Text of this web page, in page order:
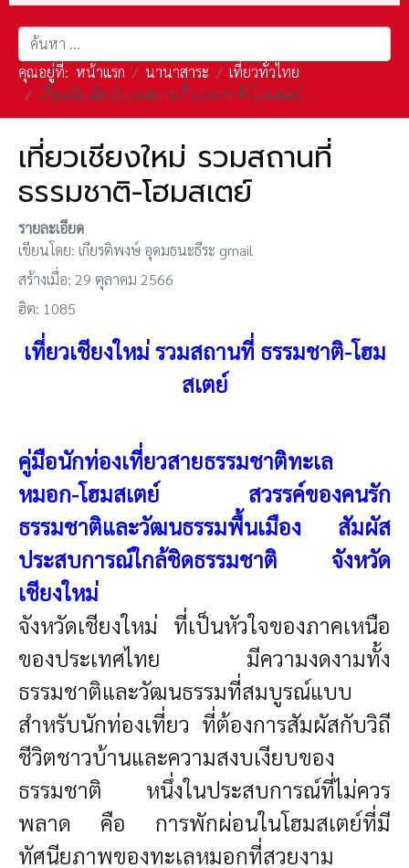
การค้นหา
คุณอยู่ที่: หน้าแรก นานาสาระ
เที่ยวทั่วไทย
เที่ยวเชียงใหม่ รวมสถานที่ ธรรมชาติ-โฮมสเตย์
เที่ยวเชียงใหม่ รวมสถานที่
ธรรมชาติ-โฮมสเตย์
รายละเอียด
เขียนโดย: เกียรติพงษ์ อุดมธนะธีระ gmail
สร้างเมื่อ: 29 ตุลาคม 2566
ฮิต: 1085
เที่ยวเชียงใหม่ รวมสถานที่ ธรรมชาติ-โฮม
สเตย์
คู่มือนักท่องเที่ยวสายธรรมชาติทะเล
หมอก-โฮมสเตย์ สวรรค์ของคนรัก
ธรรมชาติและวัฒนธรรมพื้นเมือง สัมผัส
ประสบการณ์ใกล้ชิดธรรมชาติ จังหวัด
เชียงใหม่
จังหวัดเชียงใหม่ ที่เป็นหัวใจของภาคเหนือ
ของประเทศไทย มีความงดงามทั้ง
ธรรมชาติและวัฒนธรรมที่สมบูรณ์แบบ
สำหรับนักท่องเที่ยว ที่ต้องการสัมผัสกับวิถี
ชีวิตชาวบ้านและความสงบเงียบของ
ธรรมชาติ หนึ่งในประสบการณ์ที่ไม่ควร
พลาด คือ การพักผ่อนในโฮมสเตย์ที่มี
ทัศนียภาพของทะเลหมอกที่สวยงาม